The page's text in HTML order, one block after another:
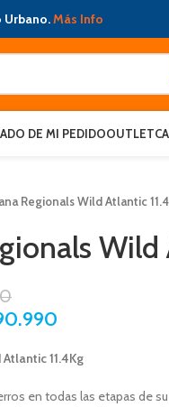
Urbano.Más Info
DE MI PEDIDOOUTLET
Regionals Wild Atlantic
Wild
11.4Kg
en todas las etapas de